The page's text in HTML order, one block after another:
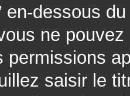
en-dessous
ne
permissions
saisir le